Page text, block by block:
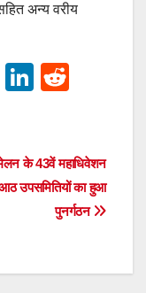
अन्य वरीय
T
Li
e
dI
di
t
के 43वें महाधिवेशन
उपसमितियों का हुआ
पुनर्गठन